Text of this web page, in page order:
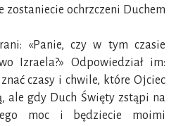
zostaniecie ochrzczeni Duchem
«Panie, czy w tym czasie
Izraela?» Odpowiedział im:
czasy i chwile, które Ojciec
ale gdy Duch Święty zstąpi na
moc i będziecie moimi